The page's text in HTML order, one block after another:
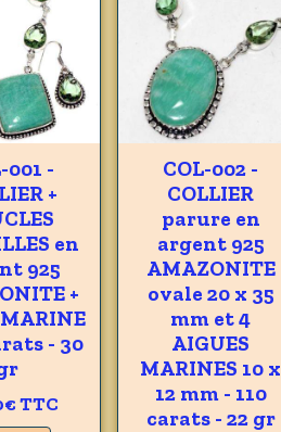
001 -
+
en
925
+
- 30
TTC
COL-002 -
COLLIER
parure en
argent 925
AMAZONITE
ovale 20 x 35
mm et 4
AIGUES
MARINES 10 x
12 mm - 110
carats - 22 gr